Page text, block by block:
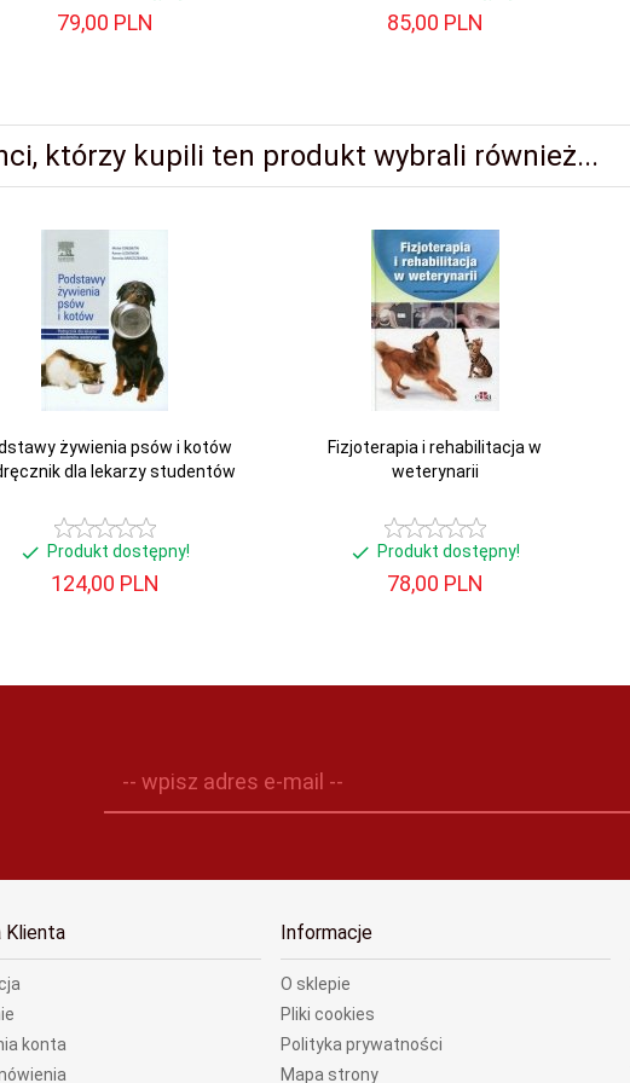
ośrodkowy układ nerwowy
niż odpowiedzi
niepewnych, niebezpiecznych
79,00 PLN 85,00 PLN
którzy kupili ten produkt wybrali również...
żywienia psów i kotów
dla lekarzy studentów
Produkt dostępny!
124,00 PLN
Fizjoterapia i rehabilitacja w
weterynarii
Produkt dostępny!
78,00 PLN
-- wpisz adres e-mail --
Klienta
konta
Informacje
O sklepie
Pliki cookies
Polityka prywatności
Mapa strony